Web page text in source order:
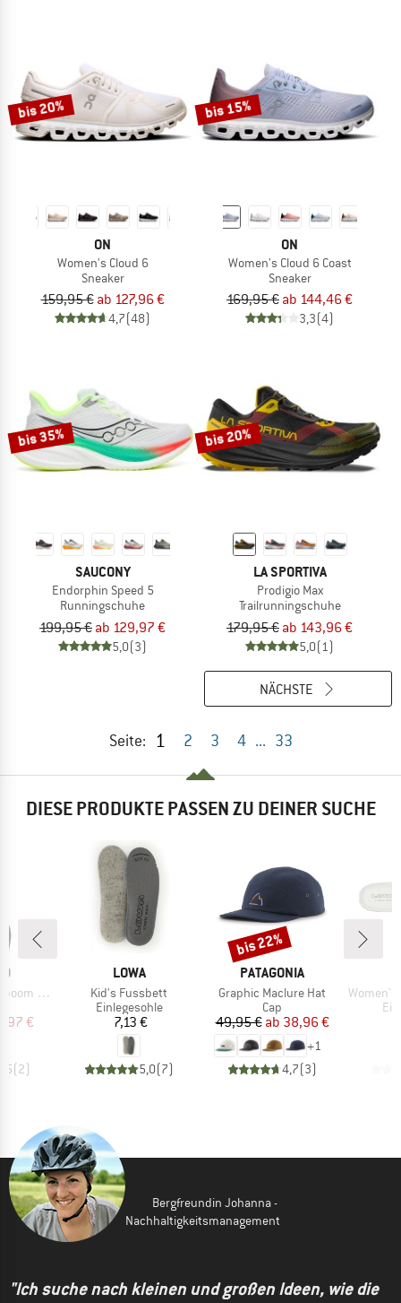
bis 20%
ON
Women's Cloud 6
Sneaker
159,95 € ab 127,96 €
4,7(48)
bis 15%
ON
Women's Cloud 6 Coast
Sneaker
169,95 € ab 144,46 €
3,3(4)
bis 35%
SAUCONY
Endorphin Speed 5
Runningschuhe
199,95 € ab 129,97 €
5,0(3)
bis 20%
LA SPORTIVA
Prodigio Max
Trailrunningschuhe
179,95 € ab 143,96 €
5,0(1)
Seite: 1 2 3 4 ... 33
NÄCHSTE
DIESE PRODUKTE PASSEN ZU DEINER SUCHE
Set
Preis
€
(2)
MARKE
LOWA
Artikel
Kid's Fussbett
Produktgruppe
Einlegesohle
Preis
7,13 €
5,0(7)
MARKE
PATAGONIA
Artikel
Graphic Maclure Hat
Produktgruppe
Cap
Preis
49,95 € reduzierter Preis
ab 38,96 €
+1
4,7(3)
Rabatt
bis 22%
Artikel
Women's
Bergfreundin Johanna -
Nachhaltigkeitsmanagement
"Ich suche nach kleinen und großen Ideen, wie die